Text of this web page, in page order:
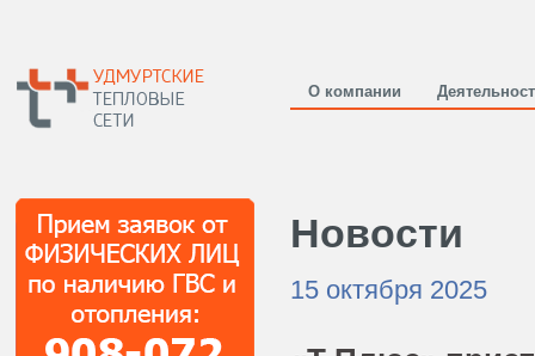
О компании
Новости
15 октября 2025